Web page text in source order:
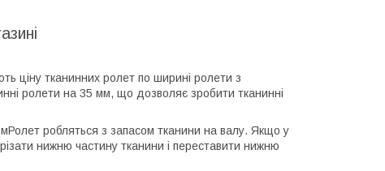
ціну тканинних ролет по ширині ролети з
ролети на 35 мм, що дозволяє зробити тканинні
робляться з запасом тканини на валу. Якщо у
нижню частину тканини і переставити нижню